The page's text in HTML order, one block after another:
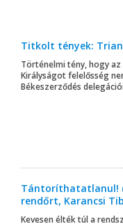
Titkolt tények:
Történelmi tény, hogy
Királyságot felelősség
Békeszerződés
Tántoríthatatlanul!
rendőrt, Karancsi
Kevesen élték túl a